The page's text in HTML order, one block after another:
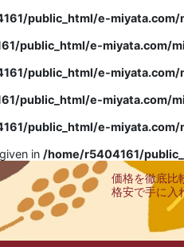
public_html/e-miyata.com/
public_html/e-miyata.com/
public_html/e-miyata.com/
public_html/e-miyata.com/
public_html/e-miyata.com/
in /home/r5404161/
価格を徹底比
格安で手に入